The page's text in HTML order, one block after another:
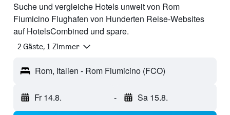
Suche und vergleiche Hotels unweit von Rom
Fiumicino Flughafen von Hunderten Reise-Websites
auf HotelsCombined und spare.
2 Gäste, 1 Zimmer
Rom, Italien - Rom Fiumicino (FCO)
Fr 14.8. - Sa 15.8.